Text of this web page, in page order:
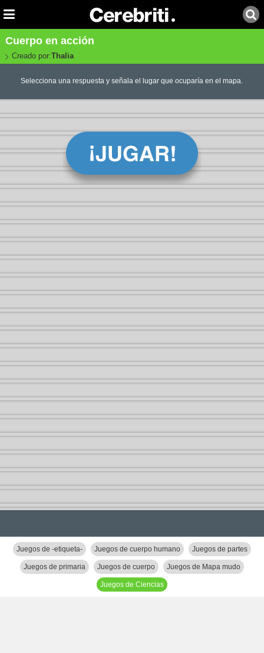
Cuerpo en acción
Creado por:Thalia
Selecciona una respuesta y señala el lugar que ocuparía en el mapa.
Juegos de -etiqueta- Juegos de cuerpo humano Juegos de partes
Juegos de primaria Juegos de cuerpo Juegos de Mapa mudo
Juegos de Ciencias